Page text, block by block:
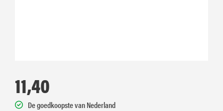
11,40
De goedkoopste van Nederland